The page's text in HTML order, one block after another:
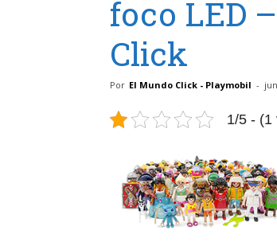
foco LED
Click
Por El Mundo Click - Playmobil -
1/5 - (1